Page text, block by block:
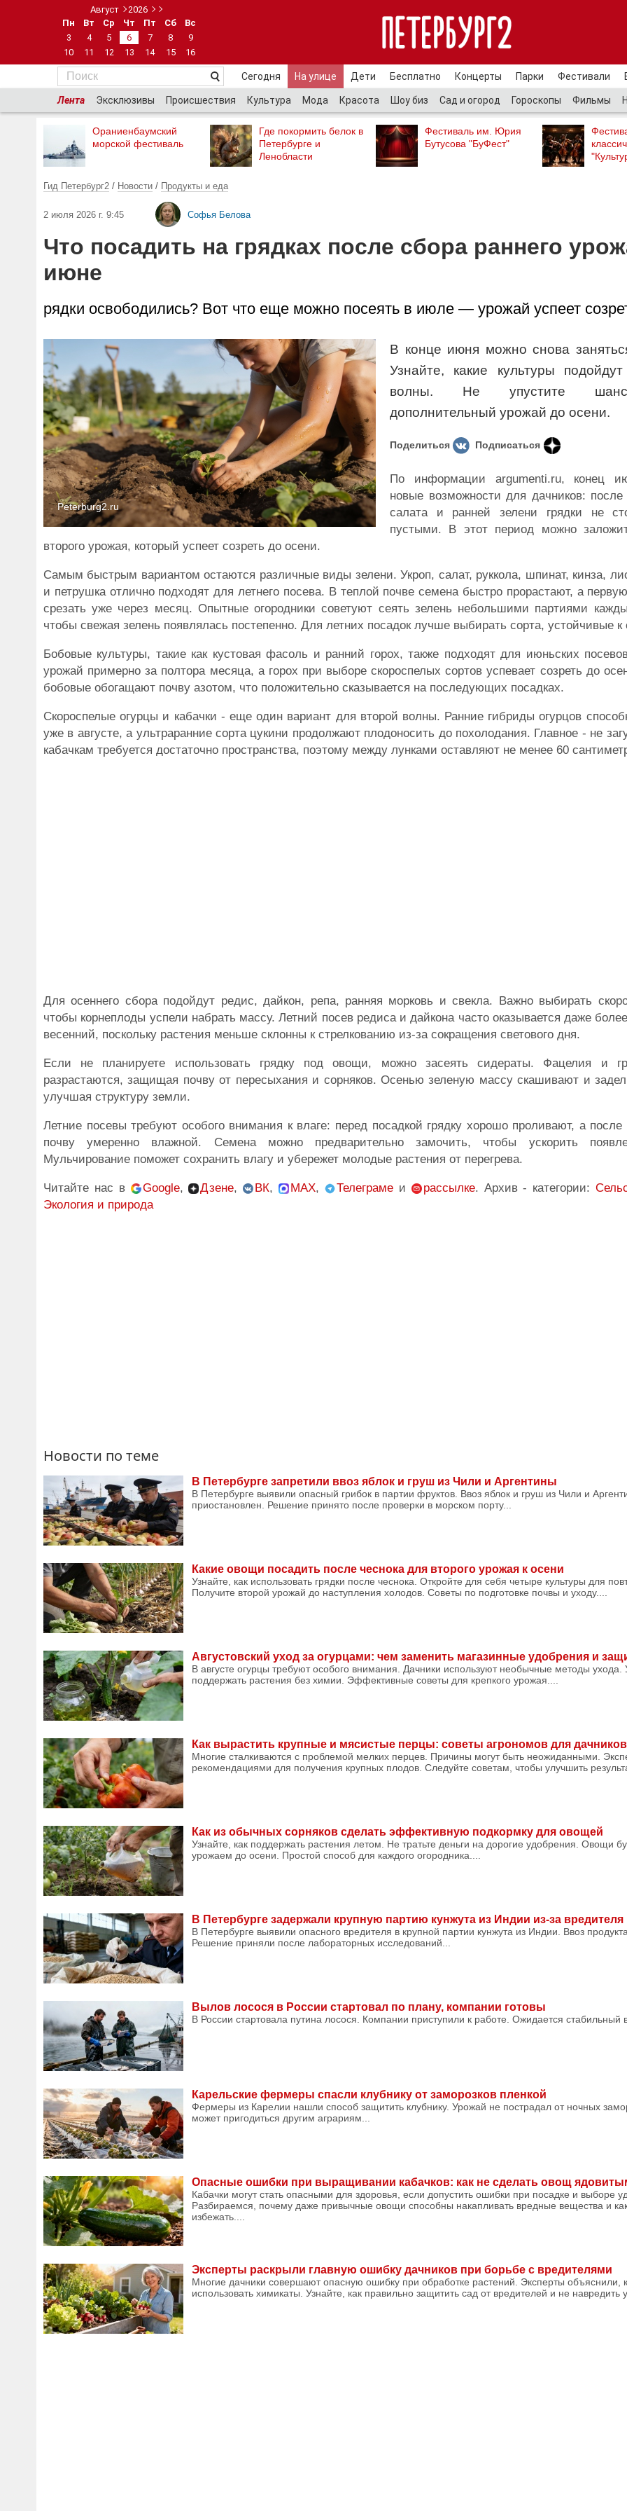
Август
2026
Пн
Вт Ср Чт Пт Сб
Вс
3
4 5 6 7 8
9
10
11 12 13 14 15 16
Сегодня На улице Дети Бесплатно Концерты Парки Фестивали
Лента Эксклюзивы Происшествия Культура Мода Красота Шоу биз Сад и огород Гороскопы Фильмы
Ораниенбаумский
морской фестиваль
Где покормить белок в
Петербурге и
Ленобласти
Фестиваль им. Юрия
Бутусова "БуФест"
Гид Петербург2 / Новости / Продукты и еда
2 июля 2026 г. 9:45 Софья Белова
Что посадить на грядках после сбора раннего
июне
рядки освободились? Вот что еще можно посеять в июле — урожай успеет
Peterburg2.ru
В конце июня можно снова
Узнайте, какие культуры
волны. Не упустите
дополнительный урожай до осени.
Поделиться Подписаться
По информации argumenti.ru, конец
новые возможности для дачников:
салата и ранней зелени грядки не
пустыми. В этот период можно
второго урожая, который успеет созреть до осени.
Самым быстрым вариантом остаются различные виды зелени. Укроп, салат, руккола, шпинат, кинза,
и петрушка отлично подходят для летнего посева. В теплой почве семена быстро прорастают, а
срезать уже через месяц. Опытные огородники советуют сеять зелень небольшими партиями
чтобы свежая зелень появлялась постепенно. Для летних посадок лучше выбирать сорта, устойчивые к
Бобовые культуры, такие как кустовая фасоль и ранний горох, также подходят для июньских
урожай примерно за полтора месяца, а горох при выборе скороспелых сортов успевает созреть до
бобовые обогащают почву азотом, что положительно сказывается на последующих посадках.
Скороспелые огурцы и кабачки - еще один вариант для второй волны. Ранние гибриды огурцов
уже в августе, а ультраранние сорта цукини продолжают плодоносить до похолодания. Главное - не
кабачкам требуется достаточно пространства, поэтому между лунками оставляют не менее 60
Для осеннего сбора подойдут редис, дайкон, репа, ранняя морковь и свекла. Важно выбирать
чтобы корнеплоды успели набрать массу. Летний посев редиса и дайкона часто оказывается даже
весенний, поскольку растения меньше склонны к стрелкованию из-за сокращения светового дня.
Если не планируете использовать грядку под овощи, можно засеять сидераты. Фацелия и
разрастаются, защищая почву от пересыхания и сорняков. Осенью зеленую массу скашивают и
улучшая структуру земли.
Летние посевы требуют особого внимания к влаге: перед посадкой грядку хорошо проливают, а
почву умеренно влажной. Семена можно предварительно замочить, чтобы ускорить
Мульчирование поможет сохранить влагу и убережет молодые растения от перегрева.
Читайте нас в Google, Дзене, ВК, MAX, Телеграме и рассылке. Архив - категории:
Экология и природа
Новости по теме
В Петербурге запретили ввоз яблок и груш из Чили и Аргентины
В Петербурге выявили опасный грибок в партии фруктов. Ввоз яблок и груш из Чили и
приостановлен. Решение принято после проверки в морском порту...
Какие овощи посадить после чеснока для второго урожая к осени
Узнайте, как использовать грядки после чеснока. Откройте для себя четыре культуры для
Получите второй урожай до наступления холодов. Советы по подготовке почвы и уходу....
Августовский уход за огурцами: чем заменить магазинные удобрения и
В августе огурцы требуют особого внимания. Дачники используют необычные методы ухода.
поддержать растения без химии. Эффективные советы для крепкого урожая....
Как вырастить крупные и мясистые перцы: советы агрономов для дачников
Многие сталкиваются с проблемой мелких перцев. Причины могут быть неожиданными.
рекомендациями для получения крупных плодов. Следуйте советам, чтобы улучшить
Как из обычных сорняков сделать эффективную подкормку для овощей
Узнайте, как поддержать растения летом. Не тратьте деньги на дорогие удобрения. Овощи
урожаем до осени. Простой способ для каждого огородника....
В Петербурге задержали крупную партию кунжута из Индии из-за вредителя
В Петербурге выявили опасного вредителя в крупной партии кунжута из Индии. Ввоз
Решение приняли после лабораторных исследований...
Вылов лосося в России стартовал по плану, компании готовы
В России стартовала путина лосося. Компании приступили к работе. Ожидается стабильный
Карельские фермеры спасли клубнику от заморозков пленкой
Фермеры из Карелии нашли способ защитить клубнику. Урожай не пострадал от ночных
может пригодиться другим аграриям...
Опасные ошибки при выращивании кабачков: как не сделать овощ
Кабачки могут стать опасными для здоровья, если допустить ошибки при посадке и выборе
Разбираемся, почему даже привычные овощи способны накапливать вредные вещества и
избежать....
Эксперты раскрыли главную ошибку дачников при борьбе с вредителями
Многие дачники совершают опасную ошибку при обработке растений. Эксперты объяснили,
использовать химикаты. Узнайте, как правильно защитить сад от вредителей и не навредить